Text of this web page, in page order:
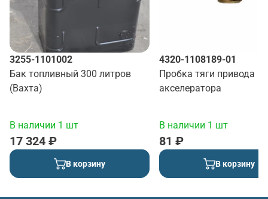
3255-1101002
Бак топливный 300 литров
(Вахта)
В наличии 1 шт
17 324 ₽
В корзину
4320-1108189-01
Пробка тяги привода
акселератора
В наличии 1 шт
81 ₽
В корзину